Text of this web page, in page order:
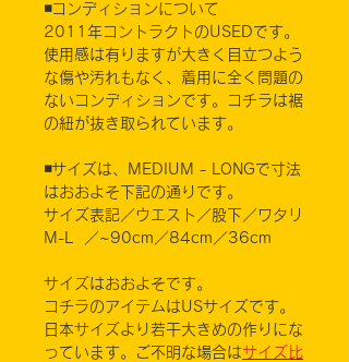
◾️コンディションについて
2011年コントラクトのUSEDです。
使用感は有りますが大きく目立つよう
な傷や汚れもなく、着用に全く問題の
ないコンディションです。コチラは裾
の紐が抜き取られています。
◾️サイズは、MEDIUM - LONGで寸法
はおおよそ下記の通りです。
サイズ表記／ウエスト／股下／ワタリ
M-L ／~90cm／84cm／36cm
サイズはおおよそです。
コチラのアイテムはUSサイズです。
日本サイズより若干大きめの作りにな
っています。ご不明な場合はサイズ比